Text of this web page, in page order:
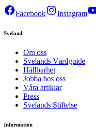
Facebook Instagram
Sveland
Om oss
Svelands Vårdguide
Hållbarhet
Jobba hos oss
Våra artiklar
Press
Svelands Stiftelse
Information